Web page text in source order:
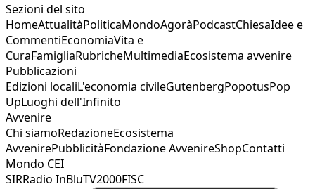
Sezioni del sito
HomeAttualitàPoliticaMondoAgoràPodcastChiesaIdee e
CommentiEconomiaVita e
CuraFamigliaRubricheMultimediaEcosistema avvenire
Pubblicazioni
Edizioni localiL'economia civileGutenbergPopotusPop
UpLuoghi dell'Infinito
Avvenire
Chi siamoRedazioneEcosistema
AvvenirePubblicitàFondazione AvvenireShopContatti
Mondo CEI
SIRRadio InBluTV2000FISC